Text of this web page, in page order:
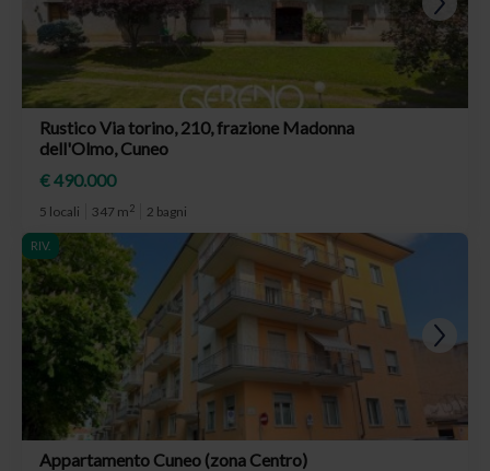
Rustico Via torino, 210, frazione Madonna
dell'Olmo, Cuneo
€ 490.000
5 locali 347 m2 2 bagni
RIV.
Appartamento Cuneo (zona Centro)